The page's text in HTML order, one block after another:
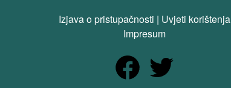
Izjava o pristupačnosti | Uvjeti korištenja
Impresum